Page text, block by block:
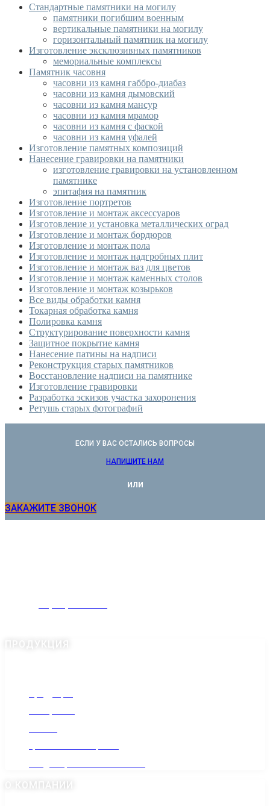
Стандартные памятники на могилу
памятники погибшим военным
вертикальные памятники на могилу
горизонтальный памятник на могилу
Изготовление эксклюзивных памятников
мемориальные комплексы
Памятник часовня
часовни из камня габбро-диабаз
часовни из камня дымовский
часовни из камня мансур
часовни из камня мрамор
часовни из камня с фаской
часовни из камня уфалей
Изготовление памятных композиций
Нанесение гравировки на памятники
изготовление гравировки на установленном
памятнике
эпитафия на памятник
Изготовление портретов
Изготовление и монтаж аксессуаров
Изготовление и установка металлических оград
Изготовление и монтаж бордюров
Изготовление и монтаж пола
Изготовление и монтаж надгробных плит
Изготовление и монтаж ваз для цветов
Изготовление и монтаж каменных столов
Изготовление и монтаж козырьков
Все виды обработки камня
Токарная обработка камня
Полировка камня
Структурирование поверхности камня
Защитное покрытие камня
Нанесение патины на надписи
Реконструкция старых памятников
Восстановление надписи на памятнике
Изготовление гравировки
Разработка эскизов участка захоронения
Ретушь старых фотографий
ЕСЛИ У ВАС ОСТАЛИСЬ ВОПРОСЫ
НАПИШИТЕ НАМ
или
ЗАКАЖИТЕ ЗВОНОК
ПРОДУКЦИЯ
О КОМПАНИИ